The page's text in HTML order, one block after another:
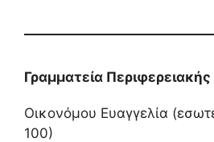
Γραμματεία Περιφερειακής
Οικονόμου Ευαγγελία
100)